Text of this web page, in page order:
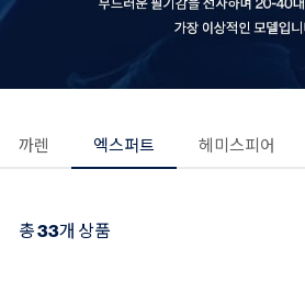
까렌 엑스퍼트 헤미스피어
총33개 상품